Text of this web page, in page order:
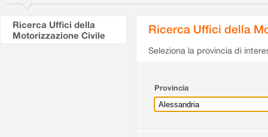
Ricerca Uffici della
Motorizzazione Civile
Ricerca Uffici della
Seleziona la provincia di
Provincia